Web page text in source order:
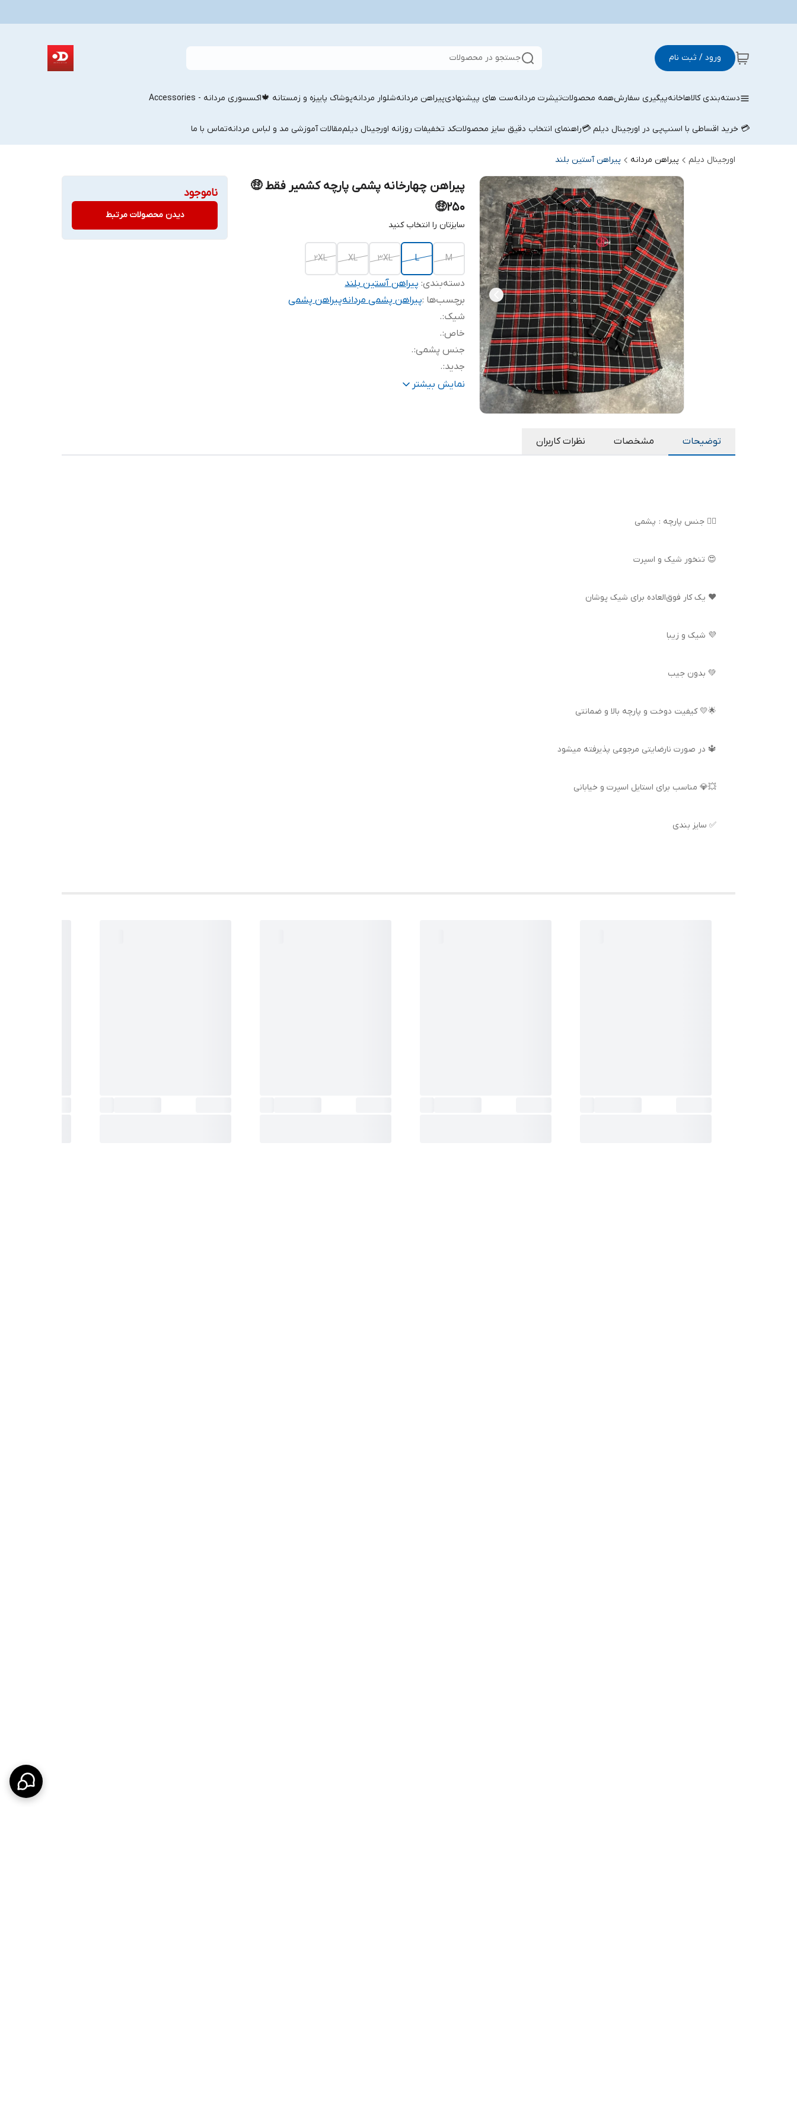
ورود / ثبت نام جستجو در محصولات
دسته‌بندی کالاهاخانهپیگیری سفارشهمه محصولاتتیشرت مردانهست های پیشنهادیپیراهن مردانهشلوار مردانهپوشاک پاییزه و زمستانه 🍁اکسسوری مردانه - Accessories
💳 خرید اقساطی با اسنپ‌پی در اورجینال دیلم 💳راهنمای انتخاب دقیق سایز محصولاتکد تخفیفات روزانه اورجینال دیلممقالات آموزشی مد و لباس مردانهتماس با ما
اورجینال دیلم پیراهن مردانه پیراهن آستین بلند
پیراهن چهارخانه پشمی پارچه کشمیر فقط 🤑
250🤑
سایزتان را انتخاب کنید
M
L
3XL
XL
2XL
دسته‌بندی:پیراهن آستین بلند
برچسب‌ها :پیراهن پشمی مردانهپیراهن پشمی
شیک:
.
خاص:
.
جنس پشمی:
.
جدید:
.
با کیفیت:
.
نمایش بیشتر
ناموجود
دیدن محصولات مرتبط
توضیحات مشخصات نظرات کاربران
👌🏻 جنس پارچه : پشمی
😍 تنخور شیک و اسپرت
❤️ یک کار فوق‌العاده برای شیک پوشان
💜 شیک و زیبا
💚 بدون جیب
🌟💛 کیفیت دوخت و پارچه بالا و ضمانتی
🔱 در صورت نارضایتی مرجوعی پذیرفته میشود
💥💎 مناسب برای استایل اسپرت و خیابانی
✅ سایز بندی